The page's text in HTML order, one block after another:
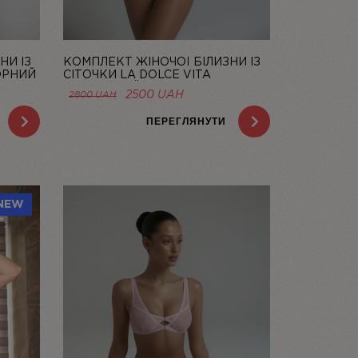
ІЗ
КОМПЛЕКТ ЖІНОЧОЇ БІЛИЗНИ ІЗ
СІТОЧКИ LA DOLCE VITA
ЛОСОСЕВИЙ | LINIYA
2800UAH
ОРИГІНАЛЬНА
2800 UAH.
2500 UAH
2500 UAH.
ПЕРЕГЛЯНУТИ